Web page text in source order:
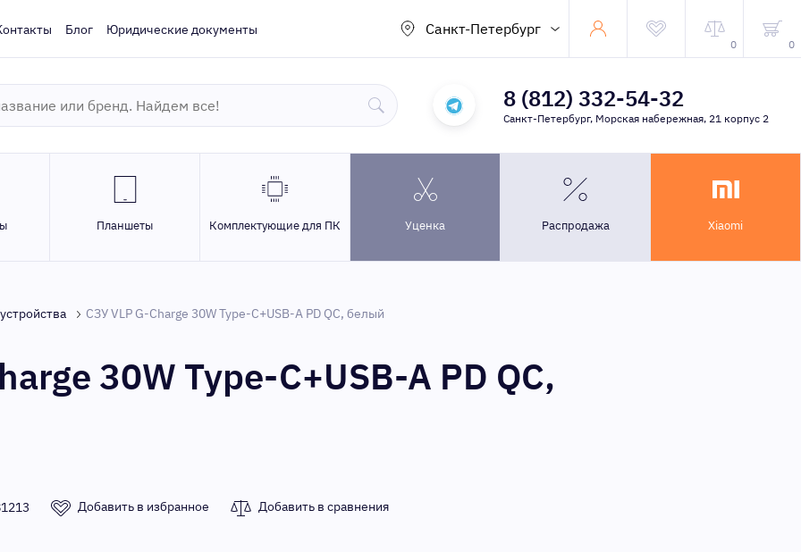
Блог Юридические документы Санкт-Петербург
0 0
8 (812) 332-54-32
Санкт-Петербург, Морская набережная, 21 корпус 2
Планшеты Комплектующие для ПК Уценка Распродажа Xiaomi
СЗУ VLP G-Charge 30W Type-C+USB-A PD QC, белый
30W Type-C+USB-A PD QC,
Добавить в избранное Добавить в сравнения